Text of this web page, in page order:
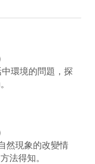
環境的問題，探
然現象的改變情
法得知。